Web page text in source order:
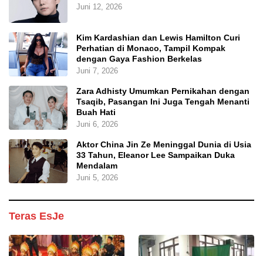
Juni 12, 2026
Kim Kardashian dan Lewis Hamilton Curi
Perhatian di Monaco, Tampil Kompak
dengan Gaya Fashion Berkelas
Juni 7, 2026
Zara Adhisty Umumkan Pernikahan dengan
Tsaqib, Pasangan Ini Juga Tengah Menanti
Buah Hati
Juni 6, 2026
Aktor China Jin Ze Meninggal Dunia di Usia
33 Tahun, Eleanor Lee Sampaikan Duka
Mendalam
Juni 5, 2026
Teras EsJe